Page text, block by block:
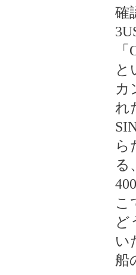
確
「
と
カ
れ
ら
る
こ
ど
い
船